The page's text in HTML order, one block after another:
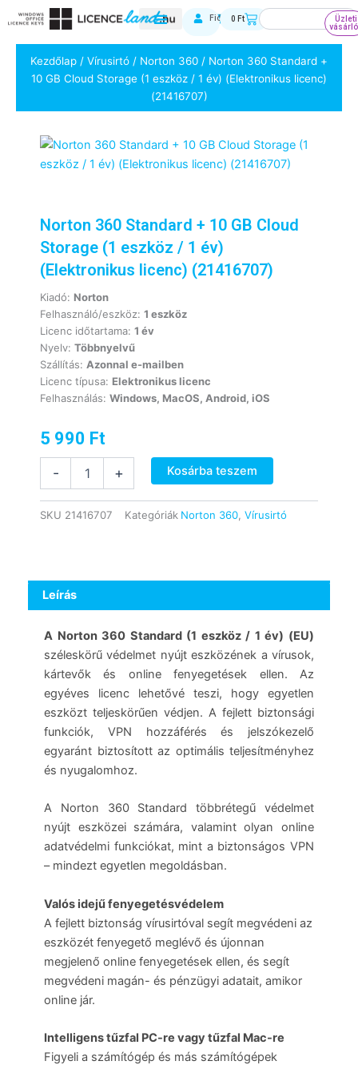
to
content
Fiókom
0 FtKosárKeresés
Üzleti
Kezdőlap / Vírusirtó / Norton 360 / Norton 360 Standard +
10 GB Cloud Storage (1 eszköz / 1 év) (Elektronikus licenc)
(21416707)
Norton 360 Standard + 10 GB Cloud
Storage (1 eszköz / 1 év)
(Elektronikus licenc) (21416707)
Kiadó: Norton
Felhasználó/eszköz: 1 eszköz
Licenc időtartama: 1 év
Nyelv: Többnyelvű
Szállítás: Azonnal e-mailben
Licenc típusa: Elektronikus licenc
Felhasználás: Windows, MacOS, Android, iOS
5 990 Ft
-
+
(1
eszköz
1
év)
(Elektronikus
licenc)
(21416707)
mennyiség
+ Kosárba teszem
SKU 21416707 Kategóriák Norton 360 Vírusirtó
Leírás
A Norton 360 Standard (1 eszköz / 1 év) (EU)
széleskörű védelmet nyújt eszközének a vírusok,
kártevők és online fenyegetések ellen. Az
egyéves licenc lehetővé teszi, hogy egyetlen
eszközt teljeskörűen védjen. A fejlett biztonsági
funkciók, VPN hozzáférés és jelszókezelő
egyaránt biztosított az optimális teljesítményhez
és nyugalomhoz.
A Norton 360 Standard többrétegű védelmet
nyújt eszközei számára, valamint olyan online
adatvédelmi funkciókat, mint a biztonságos VPN
– mindezt egyetlen megoldásban.
Valós idejű fenyegetésvédelem
A fejlett biztonság vírusirtóval segít megvédeni az
eszközét fenyegető meglévő és újonnan
megjelenő online fenyegetések ellen, és segít
megvédeni magán- és pénzügyi adatait, amikor
online jár.
Intelligens tűzfal PC-re vagy tűzfal Mac-re
Figyeli a számítógép és más számítógépek